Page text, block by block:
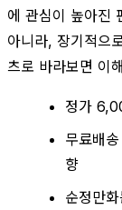
에 관심이 높아진
아니라, 장기적으
츠로 바라보면 이
정가
무료배
향
순정만